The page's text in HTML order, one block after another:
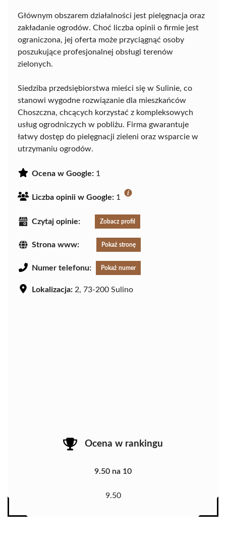
Głównym obszarem działalności jest pielęgnacja oraz
zakładanie ogrodów. Choć liczba opinii o firmie jest
ograniczona, jej oferta może przyciągnąć osoby
poszukujące profesjonalnej obsługi terenów
zielonych.
Siedziba przedsiębiorstwa mieści się w Sulinie, co
stanowi wygodne rozwiązanie dla mieszkańców
Choszczna, chcących korzystać z kompleksowych
usług ogrodniczych w pobliżu. Firma gwarantuje
łatwy dostęp do pielęgnacji zieleni oraz wsparcie w
utrzymaniu ogrodów.
Ocena w Google: 1
Liczba opinii w Google: 1
Czytaj opinie: Zobacz profil
Strona www: Pokaż stronę
Numer telefonu: Pokaż numer
Lokalizacja: 2, 73-200 Sulino
Ocena w rankingu
9.50 na 10
9.50